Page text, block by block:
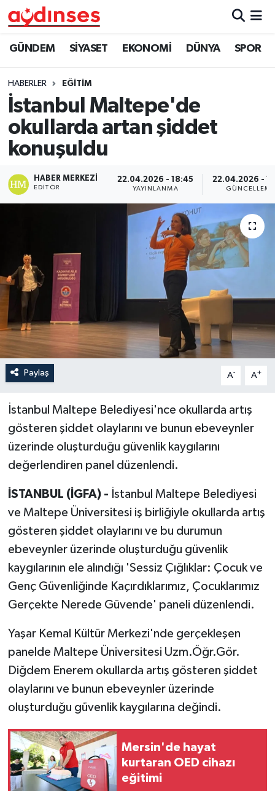
GÜNDEM SİYASET EKONOMİ DÜNYA SPOR
HABERLER EĞİTİM
İstanbul Maltepe'de
okullarda artan şiddet
konuşuldu
HABER MERKEZI
EDITÖR
22.04.2026 - 18:45
YAYINLANMA
22.04.2026 -
GÜNCELLEME
Paylaş A- A+
İstanbul Maltepe Belediyesi'nce okullarda artış
gösteren şiddet olaylarını ve bunun ebeveynler
üzerinde oluşturduğu güvenlik kaygılarını
değerlendiren panel düzenlendi.
İSTANBUL (İGFA) - İstanbul Maltepe Belediyesi
ve Maltepe Üniversitesi iş birliğiyle okullarda artış
gösteren şiddet olaylarını ve bu durumun
ebeveynler üzerinde oluşturduğu güvenlik
kaygılarının ele alındığı 'Sessiz Çığlıklar: Çocuk ve
Genç Güvenliğinde Kaçırdıklarımız, Çocuklarımız
Gerçekte Nerede Güvende' paneli düzenlendi.
Yaşar Kemal Kültür Merkezi'nde gerçekleşen
panelde Maltepe Üniversitesi Uzm.Öğr.Gör.
Diğdem Enerem okullarda artış gösteren şiddet
olaylarını ve bunun ebeveynler üzerinde
oluşturduğu güvenlik kaygılarına değindi.
Mersin'de hayat
kurtaran OED cihazı
eğitimi
GÜNDEM
SİYASET
EKONOMİ
MAGAZİN
Nöbetçi Eczaneler
Hava Durumu
Aydin Namaz Vakitleri
Trafik Durumu
Süper Lig Puan Durumu ve Fikstür
Tüm Manşetler
Haber Arşivi